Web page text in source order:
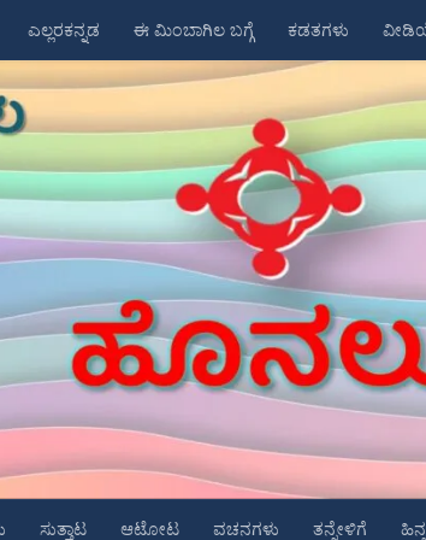
ಎಲ್ಲರಕನ್ನಡ ಈ ಮಿಂಬಾಗಿಲ ಬಗ್ಗೆ ಕಡತಗಳು
ಸುತ್ತಾಟ ಆಟೋಟ ವಚನಗಳು ತನ್ನೇಳಿಗೆ